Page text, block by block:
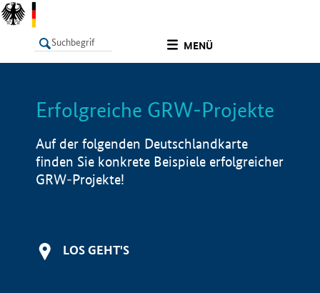
MENÜ
LISTE Info
Erfolgreiche GRW-Projekte
Auf der folgenden Deutschlandkarte
finden Sie konkrete Beispiele erfolgreicher
GRW-Projekte!
LOS GEHT'S